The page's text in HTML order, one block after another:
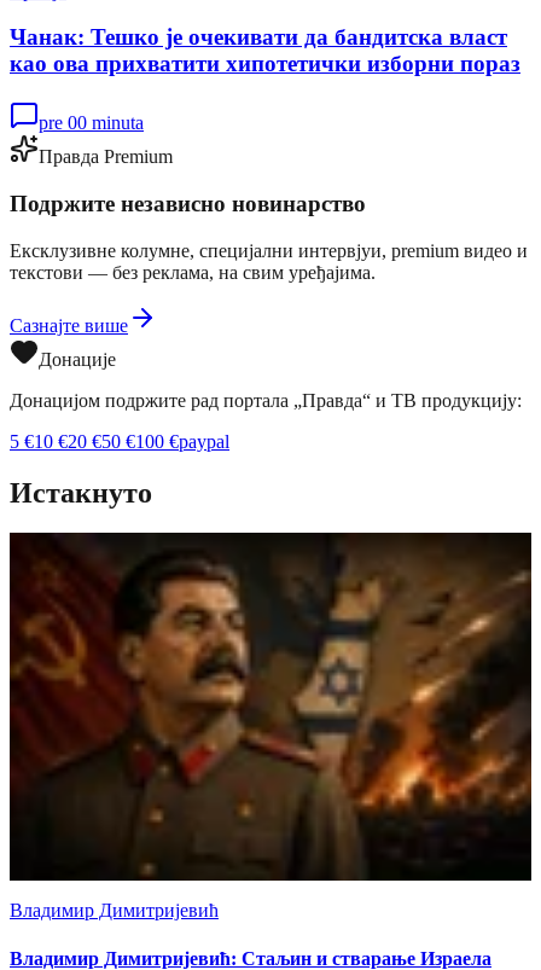
Чанак: Тешко је очекивати да бандитска власт
као ова прихватити хипотетички изборни пораз
pre 00 minuta
Правда Premium
Подржите независно новинарство
Ексклузивне колумне, специјални интервјуи, premium видео и
текстови — без реклама, на свим уређајима.
Сазнајте више
Донације
Донацијом подржите рад портала „Правда“ и ТВ продукцију:
5 €10 €20 €50 €100 €paypal
Истакнуто
Владимир Димитријевић
Владимир Димитријевић: Стаљин и стварање Израела